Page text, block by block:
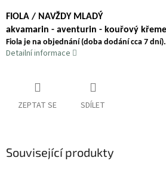
FIOLA / NAVŽDY MLADÝ
akvamarin - aventurin - kouřový
Fiola je na objednání (doba dodání cca 7 dní).
Detailní informace
ZEPTAT SE SDÍLET
Související produkty